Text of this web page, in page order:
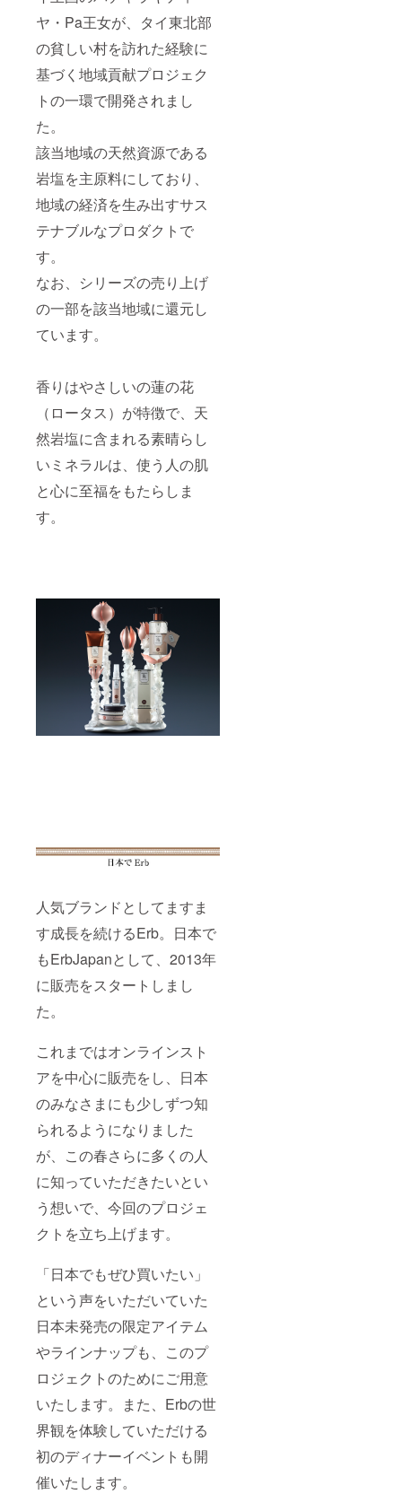
ヤ・Pa王女が、タイ東北部
の貧しい村を訪れた経験に
基づく地域貢献プロジェク
トの一環で開発されまし
た。
該当地域の天然資源である
岩塩を主原料にしており、
地域の経済を生み出すサス
テナブルなプロダクトで
す。
なお、シリーズの売り上げ
の一部を該当地域に還元し
ています。
香りはやさしいの蓮の花
（ロータス）が特徴で、天
然岩塩に含まれる素晴らし
いミネラルは、使う人の肌
と心に至福をもたらしま
す。
人気ブランドとしてますま
す成長を続けるErb。日本で
もErbJapanとして、2013年
に販売をスタートしまし
た。
これまではオンラインスト
アを中心に販売をし、日本
のみなさまにも少しずつ知
られるようになりました
が、この春さらに多くの人
に知っていただきたいとい
う想いで、今回のプロジェ
クトを立ち上げます。
「日本でもぜひ買いたい」
という声をいただいていた
日本未発売の限定アイテム
やラインナップも、このプ
ロジェクトのためにご用意
いたします。また、Erbの世
界観を体験していただける
初のディナーイベントも開
催いたします。